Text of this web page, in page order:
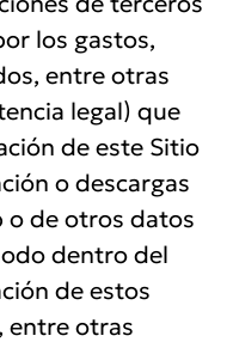
los gastos,
entre otras
legal) que
de este Sitio
o descargas
o de otros datos
dentro del
de estos
entre otras